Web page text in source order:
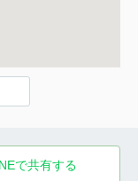
で共有する